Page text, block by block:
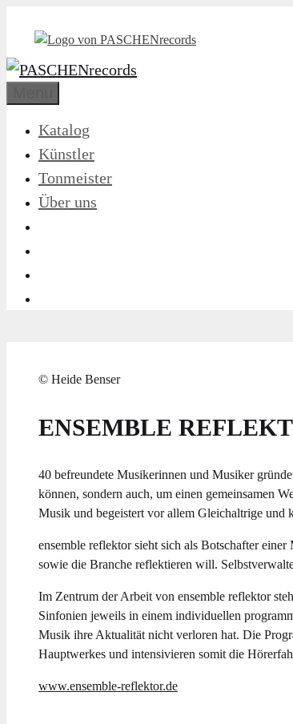
Katalog
Künstler
Tonmeister
Über uns
© Heide Benser
ENSEMBLE
40 befreundete Musikerinnen und Musiker
können, sondern auch, um einen gemeinsamen
Musik und begeistert vor allem Gleichaltrige und
ensemble reflektor sieht sich als Botschafter
sowie die Branche reflektieren will.
Im Zentrum der Arbeit von ensemble reflektor
Sinfonien jeweils in einem individuellen
Musik ihre Aktualität nicht verloren hat. Die
Hauptwerkes und intensivieren somit die
www.ensemble-reflektor.de